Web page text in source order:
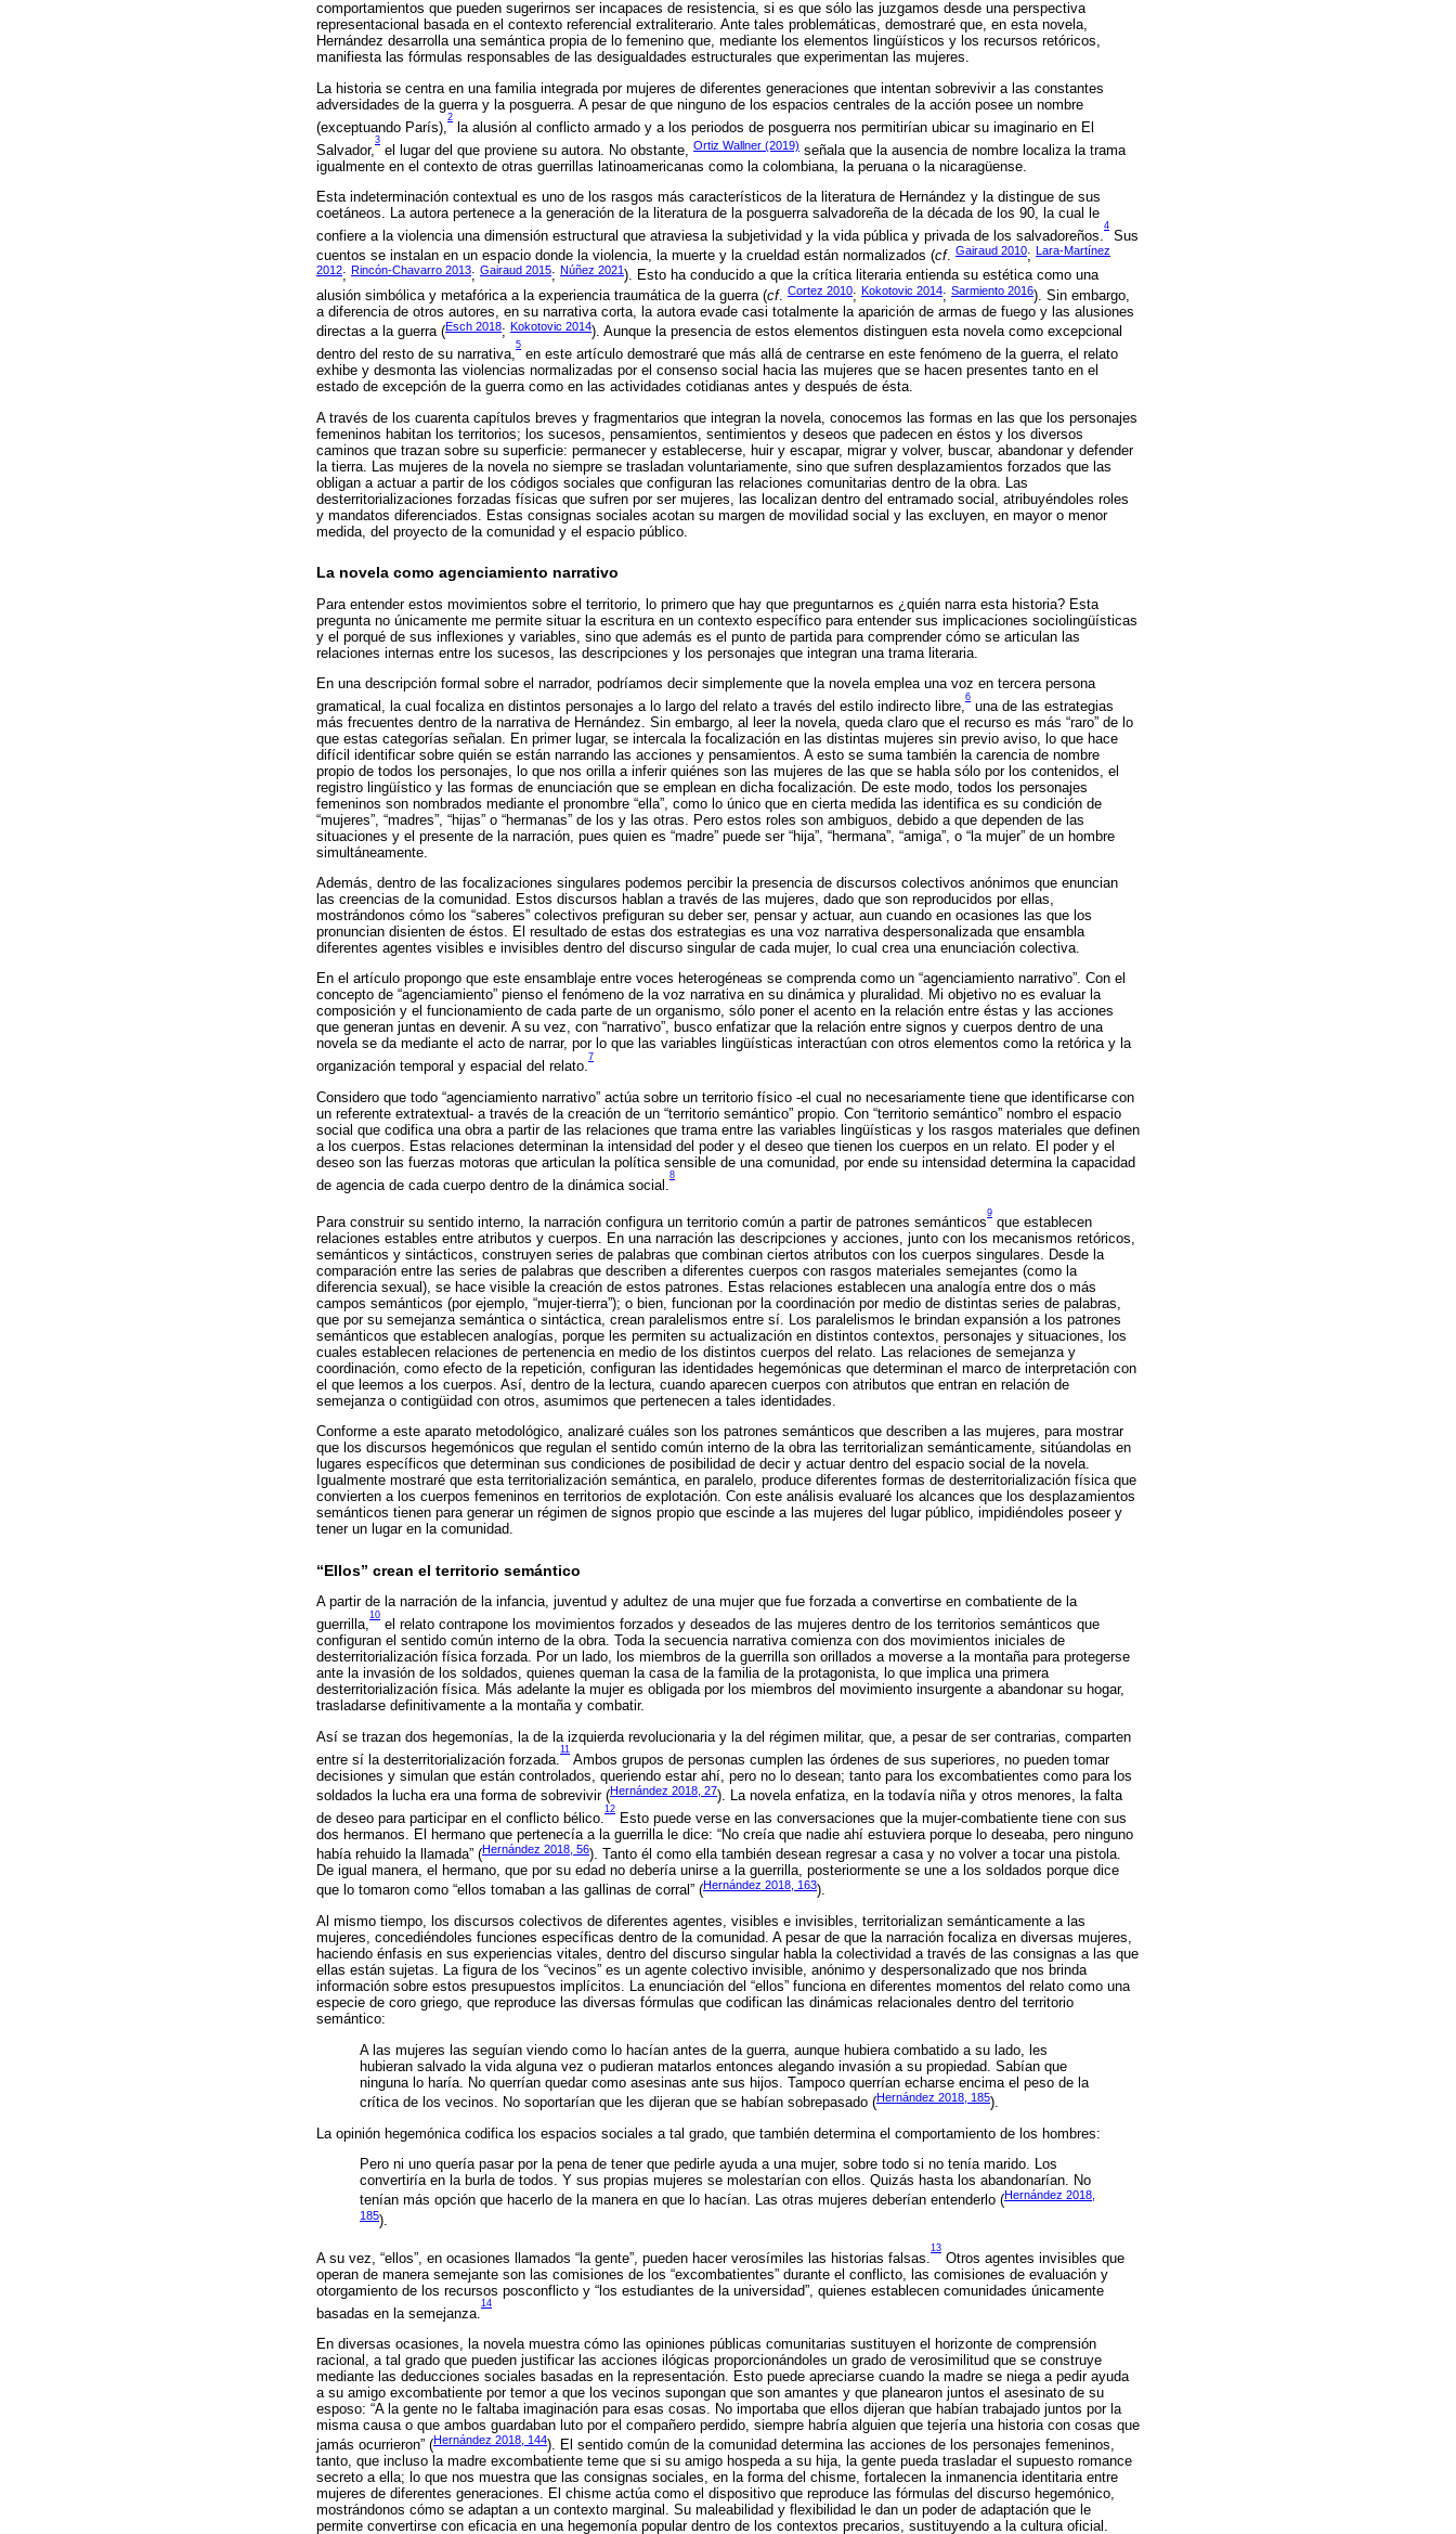
comportamientos que pueden sugerirnos ser incapaces de resistencia, si es que sólo las juzgamos desde una perspectiva
representacional basada en el contexto referencial extraliterario. Ante tales problemáticas, demostraré que, en esta novela,
Hernández desarrolla una semántica propia de lo femenino que, mediante los elementos lingüísticos y los recursos retóricos,
manifiesta las fórmulas responsables de las desigualdades estructurales que experimentan las mujeres.
La historia se centra en una familia integrada por mujeres de diferentes generaciones que intentan sobrevivir a las constantes
adversidades de la guerra y la posguerra. A pesar de que ninguno de los espacios centrales de la acción posee un nombre
(exceptuando París),
2
la alusión al conflicto armado y a los periodos de posguerra nos permitirían ubicar su imaginario en El
Salvador,
3
el lugar del que proviene su autora. No obstante, Ortiz Wallner (2019) señala que la ausencia de nombre localiza la trama
igualmente en el contexto de otras guerrillas latinoamericanas como la colombiana, la peruana o la nicaragüense.
Esta indeterminación contextual es uno de los rasgos más característicos de la literatura de Hernández y la distingue de sus
coetáneos. La autora pertenece a la generación de la literatura de la posguerra salvadoreña de la década de los 90, la cual le
confiere a la violencia una dimensión estructural que atraviesa la subjetividad y la vida pública y privada de los salvadoreños.
4
Sus
cuentos se instalan en un espacio donde la violencia, la muerte y la crueldad están normalizados (cf. Gairaud 2010; Lara-Martínez
2012; Rincón-Chavarro 2013; Gairaud 2015; Núñez 2021 ). Esto ha conducido a que la crítica literaria entienda su estética como una
alusión simbólica y metafórica a la experiencia traumática de la guerra (cf. Cortez 2010; Kokotovic 2014; Sarmiento 2016). Sin embargo,
a diferencia de otros autores, en su narrativa corta, la autora evade casi totalmente la aparición de armas de fuego y las alusiones
directas a la guerra (Esch 2018; Kokotovic 2014). Aunque la presencia de estos elementos distinguen esta novela como excepcional
dentro del resto de su narrativa,
5
en este artículo demostraré que más allá de centrarse en este fenómeno de la guerra, el relato
exhibe y desmonta las violencias normalizadas por el consenso social hacia las mujeres que se hacen presentes tanto en el
estado de excepción de la guerra como en las actividades cotidianas antes y después de ésta.
A través de los cuarenta capítulos breves y fragmentarios que integran la novela, conocemos las formas en las que los personajes
femeninos habitan los territorios; los sucesos, pensamientos, sentimientos y deseos que padecen en éstos y los diversos
caminos que trazan sobre su superficie: permanecer y establecerse, huir y escapar, migrar y volver, buscar, abandonar y defender
la tierra. Las mujeres de la novela no siempre se trasladan voluntariamente, sino que sufren desplazamientos forzados que las
obligan a actuar a partir de los códigos sociales que configuran las relaciones comunitarias dentro de la obra. Las
desterritorializaciones forzadas físicas que sufren por ser mujeres, las localizan dentro del entramado social, atribuyéndoles roles
y mandatos diferenciados. Estas consignas sociales acotan su margen de movilidad social y las excluyen, en mayor o menor
medida, del proyecto de la comunidad y el espacio público.
La novela como agenciamiento narrativo
Para entender estos movimientos sobre el territorio, lo primero que hay que preguntarnos es ¿quién narra esta historia? Esta
pregunta no únicamente me permite situar la escritura en un contexto específico para entender sus implicaciones sociolingüísticas
y el porqué de sus inflexiones y variables, sino que además es el punto de partida para comprender cómo se articulan las
relaciones internas entre los sucesos, las descripciones y los personajes que integran una trama literaria.
En una descripción formal sobre el narrador, podríamos decir simplemente que la novela emplea una voz en tercera persona
gramatical, la cual focaliza en distintos personajes a lo largo del relato a través del estilo indirecto libre,
6
una de las estrategias
más frecuentes dentro de la narrativa de Hernández. Sin embargo, al leer la novela, queda claro que el recurso es más “raro” de lo
que estas categorías señalan. En primer lugar, se intercala la focalización en las distintas mujeres sin previo aviso, lo que hace
difícil identificar sobre quién se están narrando las acciones y pensamientos. A esto se suma también la carencia de nombre
propio de todos los personajes, lo que nos orilla a inferir quiénes son las mujeres de las que se habla sólo por los contenidos, el
registro lingüístico y las formas de enunciación que se emplean en dicha focalización. De este modo, todos los personajes
femeninos son nombrados mediante el pronombre “ella”, como lo único que en cierta medida las identifica es su condición de
“mujeres”, “madres”, “hijas” o “hermanas” de los y las otras. Pero estos roles son ambiguos, debido a que dependen de las
situaciones y el presente de la narración, pues quien es “madre” puede ser “hija”, “hermana”, “amiga”, o “la mujer” de un hombre
simultáneamente.
Además, dentro de las focalizaciones singulares podemos percibir la presencia de discursos colectivos anónimos que enuncian
las creencias de la comunidad. Estos discursos hablan a través de las mujeres, dado que son reproducidos por ellas,
mostrándonos cómo los “saberes” colectivos prefiguran su deber ser, pensar y actuar, aun cuando en ocasiones las que los
pronuncian disienten de éstos. El resultado de estas dos estrategias es una voz narrativa despersonalizada que ensambla
diferentes agentes visibles e invisibles dentro del discurso singular de cada mujer, lo cual crea una enunciación colectiva.
En el artículo propongo que este ensamblaje entre voces heterogéneas se comprenda como un “agenciamiento narrativo”. Con el
concepto de “agenciamiento” pienso el fenómeno de la voz narrativa en su dinámica y pluralidad. Mi objetivo no es evaluar la
composición y el funcionamiento de cada parte de un organismo, sólo poner el acento en la relación entre éstas y las acciones
que generan juntas en devenir. A su vez, con “narrativo”, busco enfatizar que la relación entre signos y cuerpos dentro de una
novela se da mediante el acto de narrar, por lo que las variables lingüísticas interactúan con otros elementos como la retórica y la
organización temporal y espacial del relato.
7
Considero que todo “agenciamiento narrativo” actúa sobre un territorio físico -el cual no necesariamente tiene que identificarse con
un referente extratextual- a través de la creación de un “territorio semántico” propio. Con “territorio semántico” nombro el espacio
social que codifica una obra a partir de las relaciones que trama entre las variables lingüísticas y los rasgos materiales que definen
a los cuerpos. Estas relaciones determinan la intensidad del poder y el deseo que tienen los cuerpos en un relato. El poder y el
deseo son las fuerzas motoras que articulan la política sensible de una comunidad, por ende su intensidad determina la capacidad
de agencia de cada cuerpo dentro de la dinámica social.
8
Para construir su sentido interno, la narración configura un territorio común a partir de patrones semánticos
9
que establecen
relaciones estables entre atributos y cuerpos. En una narración las descripciones y acciones, junto con los mecanismos retóricos,
semánticos y sintácticos, construyen series de palabras que combinan ciertos atributos con los cuerpos singulares. Desde la
comparación entre las series de palabras que describen a diferentes cuerpos con rasgos materiales semejantes (como la
diferencia sexual), se hace visible la creación de estos patrones. Estas relaciones establecen una analogía entre dos o más
campos semánticos (por ejemplo, “mujer-tierra”); o bien, funcionan por la coordinación por medio de distintas series de palabras,
que por su semejanza semántica o sintáctica, crean paralelismos entre sí. Los paralelismos le brindan expansión a los patrones
semánticos que establecen analogías, porque les permiten su actualización en distintos contextos, personajes y situaciones, los
cuales establecen relaciones de pertenencia en medio de los distintos cuerpos del relato. Las relaciones de semejanza y
coordinación, como efecto de la repetición, configuran las identidades hegemónicas que determinan el marco de interpretación con
el que leemos a los cuerpos. Así, dentro de la lectura, cuando aparecen cuerpos con atributos que entran en relación de
semejanza o contigüidad con otros, asumimos que pertenecen a tales identidades.
Conforme a este aparato metodológico, analizaré cuáles son los patrones semánticos que describen a las mujeres, para mostrar
que los discursos hegemónicos que regulan el sentido común interno de la obra las territorializan semánticamente, sitúandolas en
lugares específicos que determinan sus condiciones de posibilidad de decir y actuar dentro del espacio social de la novela.
Igualmente mostraré que esta territorialización semántica, en paralelo, produce diferentes formas de desterritorialización física que
convierten a los cuerpos femeninos en territorios de explotación. Con este análisis evaluaré los alcances que los desplazamientos
semánticos tienen para generar un régimen de signos propio que escinde a las mujeres del lugar público, impidiéndoles poseer y
tener un lugar en la comunidad.
“Ellos” crean el territorio semántico
A partir de la narración de la infancia, juventud y adultez de una mujer que fue forzada a convertirse en combatiente de la
guerrilla,
10
el relato contrapone los movimientos forzados y deseados de las mujeres dentro de los territorios semánticos que
configuran el sentido común interno de la obra. Toda la secuencia narrativa comienza con dos movimientos iniciales de
desterritorialización física forzada. Por un lado, los miembros de la guerrilla son orillados a moverse a la montaña para protegerse
ante la invasión de los soldados, quienes queman la casa de la familia de la protagonista, lo que implica una primera
desterritorialización física. Más adelante la mujer es obligada por los miembros del movimiento insurgente a abandonar su hogar,
trasladarse definitivamente a la montaña y combatir.
Así se trazan dos hegemonías, la de la izquierda revolucionaria y la del régimen militar, que, a pesar de ser contrarias, comparten
entre sí la desterritorialización forzada.
11
Ambos grupos de personas cumplen las órdenes de sus superiores, no pueden tomar
decisiones y simulan que están controlados, queriendo estar ahí, pero no lo desean; tanto para los excombatientes como para los
soldados la lucha era una forma de sobrevivir (Hernández 2018, 27). La novela enfatiza, en la todavía niña y otros menores, la falta
de deseo para participar en el conflicto bélico.
12
Esto puede verse en las conversaciones que la mujer-combatiente tiene con sus
dos hermanos. El hermano que pertenecía a la guerrilla le dice: “No creía que nadie ahí estuviera porque lo deseaba, pero ninguno
había rehuido la llamada” (Hernández 2018, 56). Tanto él como ella también desean regresar a casa y no volver a tocar una pistola.
De igual manera, el hermano, que por su edad no debería unirse a la guerrilla, posteriormente se une a los soldados porque dice
que lo tomaron como “ellos tomaban a las gallinas de corral” (Hernández 2018, 163).
Al mismo tiempo, los discursos colectivos de diferentes agentes, visibles e invisibles, territorializan semánticamente a las
mujeres, concediéndoles funciones específicas dentro de la comunidad. A pesar de que la narración focaliza en diversas mujeres,
haciendo énfasis en sus experiencias vitales, dentro del discurso singular habla la colectividad a través de las consignas a las que
ellas están sujetas. La figura de los “vecinos” es un agente colectivo invisible, anónimo y despersonalizado que nos brinda
información sobre estos presupuestos implícitos. La enunciación del “ellos” funciona en diferentes momentos del relato como una
especie de coro griego, que reproduce las diversas fórmulas que codifican las dinámicas relacionales dentro del territorio
semántico:
A las mujeres las seguían viendo como lo hacían antes de la guerra, aunque hubiera combatido a su lado, les
hubieran salvado la vida alguna vez o pudieran matarlos entonces alegando invasión a su propiedad. Sabían que
ninguna lo haría. No querrían quedar como asesinas ante sus hijos. Tampoco querrían echarse encima el peso de la
crítica de los vecinos. No soportarían que les dijeran que se habían sobrepasado (Hernández 2018, 185).
La opinión hegemónica codifica los espacios sociales a tal grado, que también determina el comportamiento de los hombres:
Pero ni uno quería pasar por la pena de tener que pedirle ayuda a una mujer, sobre todo si no tenía marido. Los
convertiría en la burla de todos. Y sus propias mujeres se molestarían con ellos. Quizás hasta los abandonarían. No
tenían más opción que hacerlo de la manera en que lo hacían. Las otras mujeres deberían entenderlo (Hernández 2018,
185).
A su vez, “ellos”, en ocasiones llamados “la gente”, pueden hacer verosímiles las historias falsas.
13
Otros agentes invisibles que
operan de manera semejante son las comisiones de los “excombatientes” durante el conflicto, las comisiones de evaluación y
otorgamiento de los recursos posconflicto y “los estudiantes de la universidad”, quienes establecen comunidades únicamente
basadas en la semejanza.
14
En diversas ocasiones, la novela muestra cómo las opiniones públicas comunitarias sustituyen el horizonte de comprensión
racional, a tal grado que pueden justificar las acciones ilógicas proporcionándoles un grado de verosimilitud que se construye
mediante las deducciones sociales basadas en la representación. Esto puede apreciarse cuando la madre se niega a pedir ayuda
a su amigo excombatiente por temor a que los vecinos supongan que son amantes y que planearon juntos el asesinato de su
esposo: “A la gente no le faltaba imaginación para esas cosas. No importaba que ellos dijeran que habían trabajado juntos por la
misma causa o que ambos guardaban luto por el compañero perdido, siempre habría alguien que tejería una historia con cosas que
jamás ocurrieron” (Hernández 2018, 144). El sentido común de la comunidad determina las acciones de los personajes femeninos,
tanto, que incluso la madre excombatiente teme que si su amigo hospeda a su hija, la gente pueda trasladar el supuesto romance
secreto a ella; lo que nos muestra que las consignas sociales, en la forma del chisme, fortalecen la inmanencia identitaria entre
mujeres de diferentes generaciones. El chisme actúa como el dispositivo que reproduce las fórmulas del discurso hegemónico,
mostrándonos cómo se adaptan a un contexto marginal. Su maleabilidad y flexibilidad le dan un poder de adaptación que le
permite convertirse con eficacia en una hegemonía popular dentro de los contextos precarios, sustituyendo a la cultura oficial.